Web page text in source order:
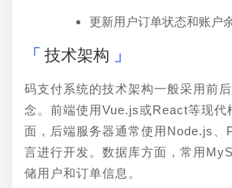
更新用户订单状态和账户余
技术架构
码支付系统的技术架构一般采用前
念。前端使用Vue.js或React等现代
面，后端服务器通常使用Node.js、
言进行开发。数据库方面，常用
储用户和订单信息。